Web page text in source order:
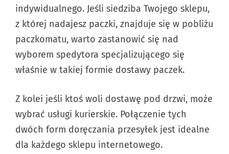
indywidualnego. Jeśli siedziba Twojego sklepu,
z której nadajesz paczki, znajduje się w pobliżu
paczkomatu, warto zastanowić się nad
wyborem spedytora specjalizującego się
właśnie w takiej formie dostawy paczek.
Z kolei jeśli ktoś woli dostawę pod drzwi, może
wybrać usługi kurierskie. Połączenie tych
dwóch form doręczania przesyłek jest idealne
dla każdego sklepu internetowego.